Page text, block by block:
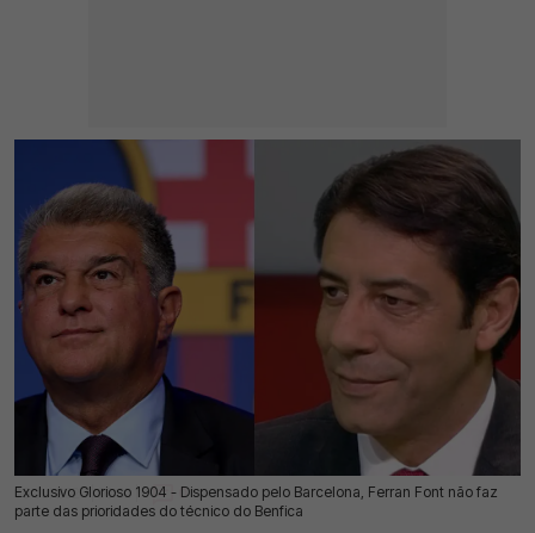
Exclusivo Glorioso 1904 - Dispensado pelo Barcelona, Ferran Font não faz
parte das prioridades do técnico do Benfica
05 Jul 2026 | 03:00 | 0